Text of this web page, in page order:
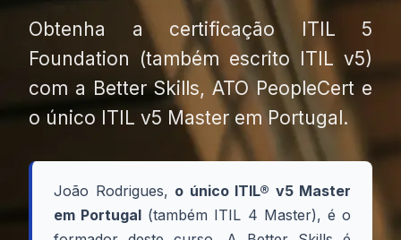
Obtenha a certificação ITIL 5
Foundation (também escrito ITIL v5)
com a Better Skills, ATO PeopleCert e
o único ITIL v5 Master em Portugal.
João Rodrigues, o único ITIL® v5 Master
em Portugal (também ITIL 4 Master), é o